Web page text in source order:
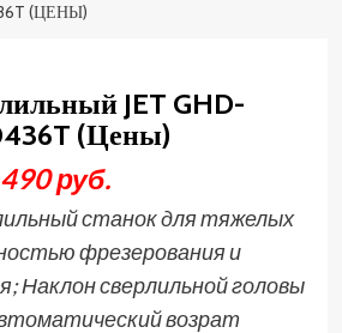
(ЦЕНЫ)
JET GHD-
(Цены)
руб.
станок для тяжелых
фрезерования и
Наклон сверлильной головы
возрат